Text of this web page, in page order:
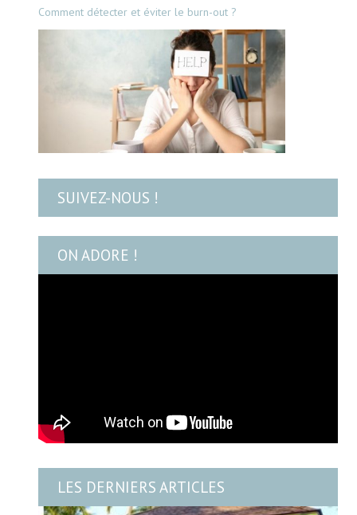
Comment détecter et éviter le burn-out ?
SUIVEZ-NOUS !
ON ADORE !
LES DERNIERS ARTICLES